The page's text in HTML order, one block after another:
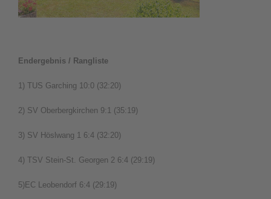
Endergebnis / Rangliste
1) TUS Garching 10:0 (32:20)
2) SV Oberbergkirchen 9:1 (35:19)
3) SV Höslwang 1 6:4 (32:20)
4) TSV Stein-St. Georgen 2 6:4 (29:19)
5)EC Leobendorf 6:4 (29:19)